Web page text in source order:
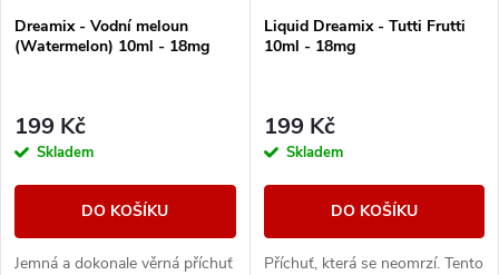
Dreamix - Vodní meloun
(Watermelon) 10ml - 18mg
199 Kč
Skladem
DO KOŠÍKU
Jemná a dokonale věrná příchuť
Liquid Dreamix - Tutti Frutti
10ml - 18mg
199 Kč
Skladem
DO KOŠÍKU
Příchuť, která se neomrzí. Tento